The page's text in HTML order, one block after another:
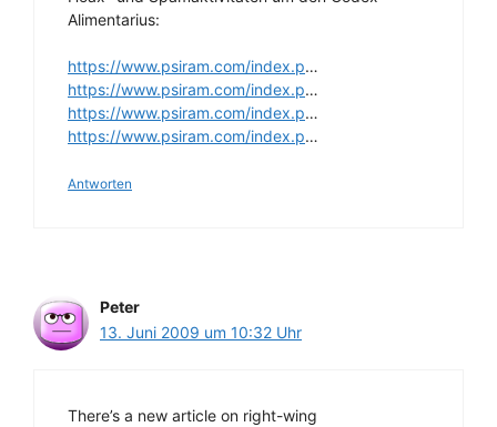
Alimentarius:
https://www.psiram.com/index.p…
https://www.psiram.com/index.p…
https://www.psiram.com/index.p…
https://www.psiram.com/index.p…
Antworten
Peter
13. Juni 2009 um 10:32 Uhr
There’s a new article on right-wing